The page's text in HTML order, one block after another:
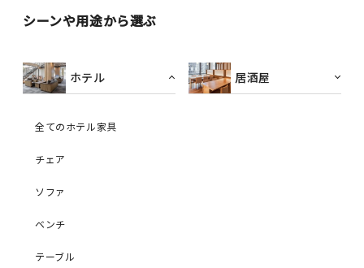
シーンや用途から選ぶ
ホテル
全てのホテル家具
チェア
ソファ
ベンチ
テーブル
居酒屋